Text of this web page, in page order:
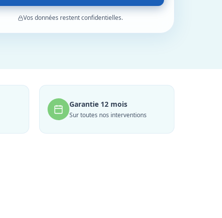
Vos données restent confidentielles.
Garantie 12 mois
Sur toutes nos interventions